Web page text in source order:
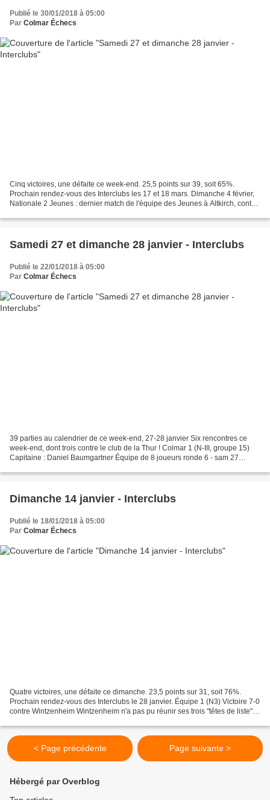
Publié le 30/01/2018 à 05:00
Par Colmar Échecs
Cinq victoires, une défaite ce week-end. 25,5 points sur 39, soit 65%.
Prochain rendez-vous des Interclubs les 17 et 18 mars. Dimanche 4 février,
Nationale 2 Jeunes : dernier match de l'équipe des Jeunes à Altkirch, contre
Samedi 27 et dimanche 28 janvier - Interclubs
Publié le 22/01/2018 à 05:00
Par Colmar Échecs
39 parties au calendrier de ce week-end, 27-28 janvier Six rencontres ce
week-end, dont trois contre le club de la Thur ! Colmar 1 (N-III, groupe 15)
Capitaine : Daniel Baumgartner Équipe de 8 joueurs ronde 6 - sam 27
Dimanche 14 janvier - Interclubs
Publié le 18/01/2018 à 05:00
Par Colmar Échecs
Quatre victoires, une défaite ce dimanche. 23,5 points sur 31, soit 76%.
Prochain rendez-vous des Interclubs le 28 janvier. Équipe 1 (N3) Victoire 7-0
contre Wintzenheim Wintzenheim n'a pas pu réunir ses trois "têtes de liste",
< Page précédente Page suivante >
Hébergé par Overblog